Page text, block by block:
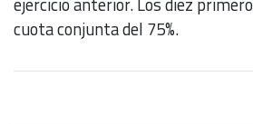
cuota conjunta del 75%.